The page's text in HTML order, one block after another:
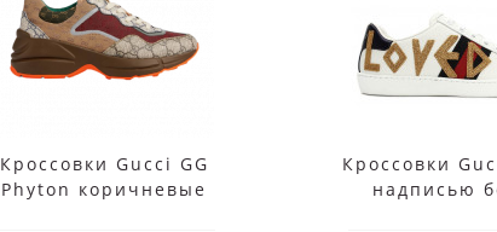
Кроссовки Gucci GG
Phyton коричневые
Кроссовки
надписью